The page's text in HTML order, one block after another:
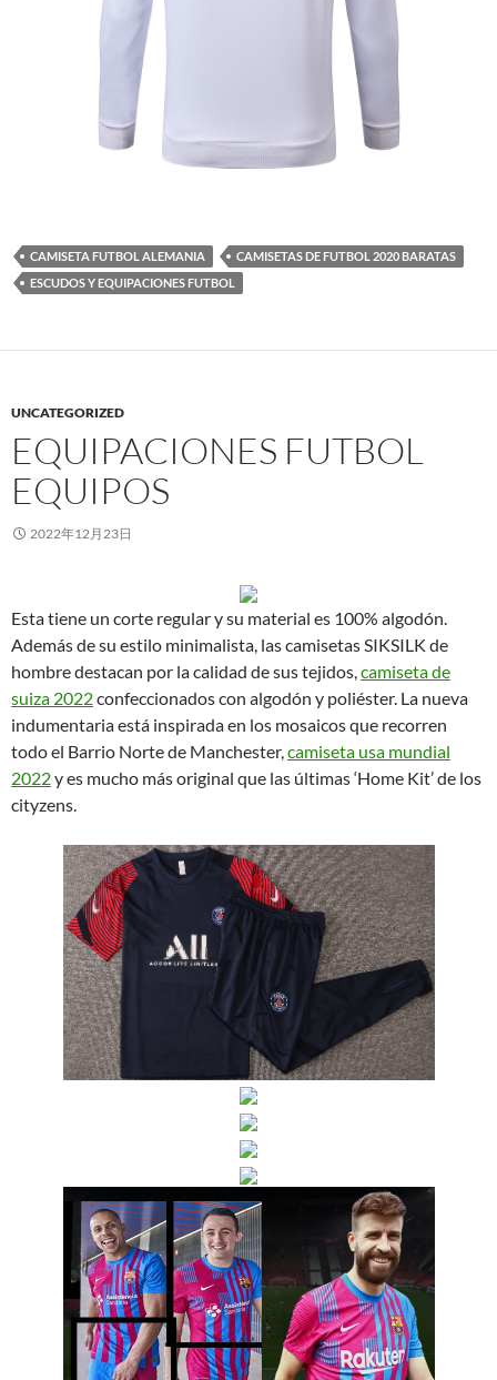
CAMISETA FUTBOL ALEMANIA
CAMISETAS DE FUTBOL 2020 BARATAS
ESCUDOS Y EQUIPACIONES FUTBOL
UNCATEGORIZED
EQUIPACIONES FUTBOL
EQUIPOS
2022年12月23日
Esta tiene un corte regular y su material es 100% algodón.
Además de su estilo minimalista, las camisetas SIKSILK de
hombre destacan por la calidad de sus tejidos,camiseta de
suiza 2022confeccionados con algodón y poliéster. La nueva
indumentaria está inspirada en los mosaicos que recorren
todo el Barrio Norte de Manchester,camiseta usa mundial
2022y es mucho más original que las últimas ‘Home Kit’ de los
cityzens.